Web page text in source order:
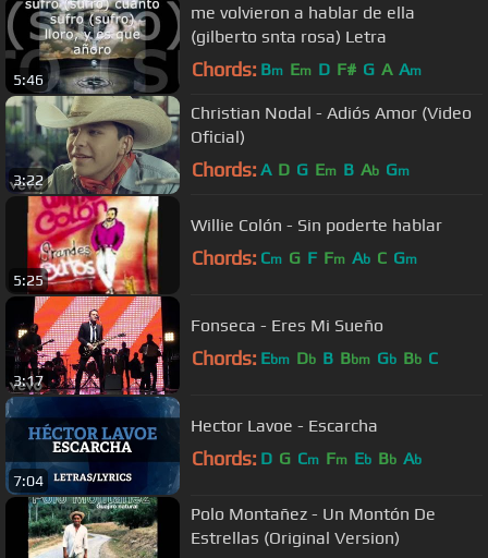
5:46
me volvieron a hablar de ella
(gilberto snta rosa) Letra
Chords: Bm Em D F# G A Am
3:22
Christian Nodal - Adiós Amor (Video
Oficial)
Chords: A D G Em B Ab Gm
5:25
Willie Colón - Sin poderte hablar
Chords: Cm G F Fm Ab C Gm
3:17
Fonseca - Eres Mi Sueño
Chords: Ebm Db B Bbm Gb Bb C
7:04
Hector Lavoe - Escarcha
Chords: D G Cm Fm Eb Bb Ab
Polo Montañez - Un Montón De
Estrellas (Original Version)